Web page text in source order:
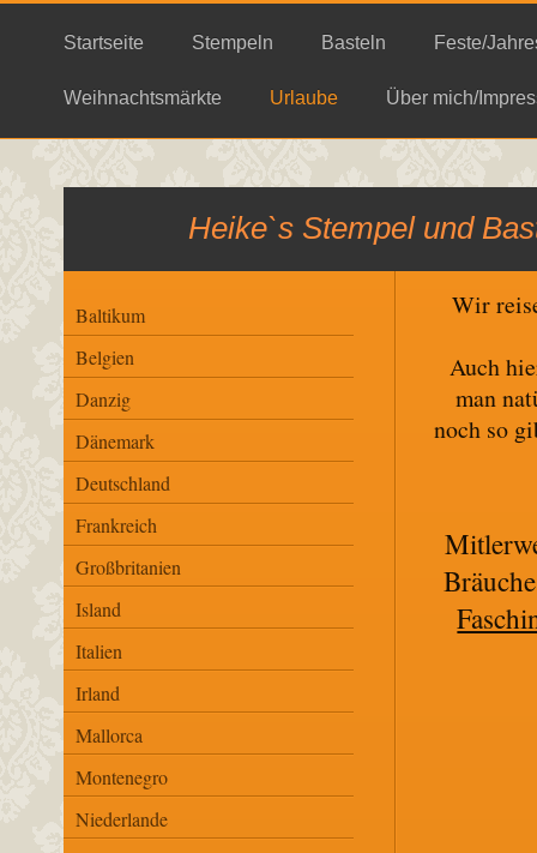
Startseite Stempeln Basteln Feste/
Weihnachtsmärkte Urlaube Über mich/
Heike`s Stempel und
Wir
Auch
man
noch so
Baltikum
Belgien
Danzig
Dänemark
Deutschland
Frankreich
Großbritanien
Island
Italien
Irland
Mallorca
Montenegro
Niederlande